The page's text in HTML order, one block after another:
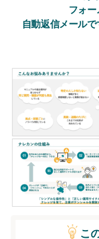
セキュリティ
よくある質問
資料ダウンロード
無料トライアル
ログイン
フォー
自動返信メールで
こ